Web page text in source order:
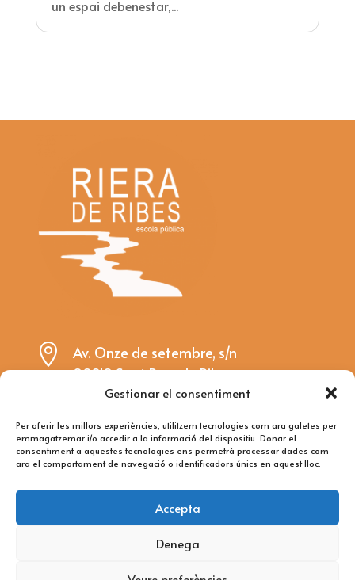
Gestionar el consentiment
Per oferir les millors experiències, utilitzem tecnologies com ara galetes per
emmagatzemar i/o accedir a la informació del dispositiu. Donar el
consentiment a aquestes tecnologies ens permetrà processar dades com
ara el comportament de navegació o identificadors únics en aquest lloc.
Accepta
Denega
un espai debenestar,...

Av. Onze de setembre, s/n
08810 Sant Pere de Ribes
 93 896 15 85
Política de Privacitat